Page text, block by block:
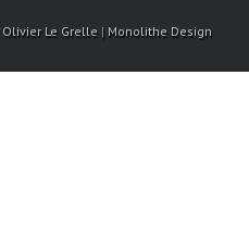
Olivier Le Grelle | Monolithe Design